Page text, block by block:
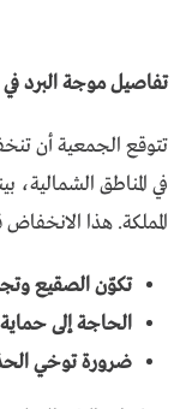
تفاصيل موجة البرد
تتوقع الجمعية أن
المملكة. هذا
تكوّن الصقيع
الحاجة إلى حماية
ضرورة توخي الحذر